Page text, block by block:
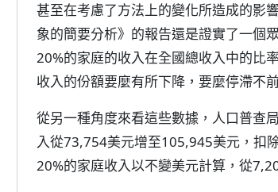
甚至在考慮了方法上的變化所造成的影
象的簡要分析》的報告還是證實了一個
20%的家庭的收入在全國總收入中的比
收入的份額要麼有所下降，要麼停滯不
從另一種角度來看這些數據，人口普查
入從73,754美元增至105,945美元，扣
20%的家庭收入以不變美元計算，從